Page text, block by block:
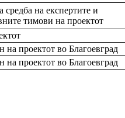
средба на експертите и
тимови на проектот
на проектот во Благоевград
на проектот во Благоевград